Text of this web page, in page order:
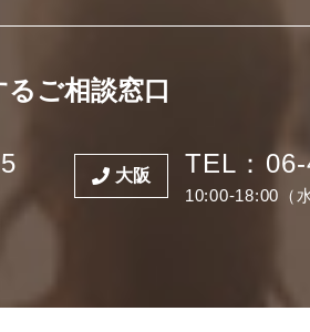
ご相談窓口
大阪 TEL：
10:00-18:00（